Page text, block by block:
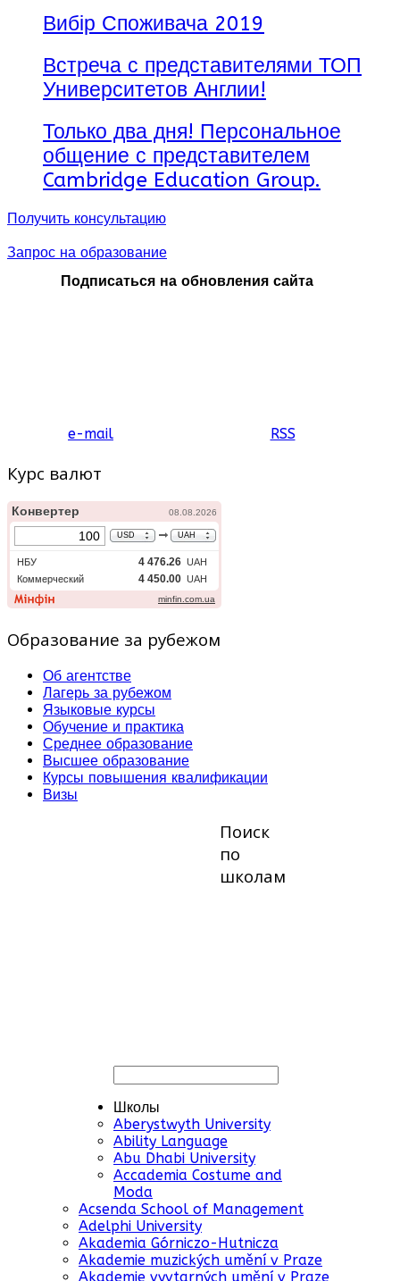
Вибір Споживача 2019
Встреча с представителями ТОП
Университетов Англии!
Только два дня! Персональное
общение с представителем
Cambridge Education Group.
Получить консультацию
Запрос на образование
Подписаться на обновления сайта
e-mail RSS
Курс валют
Образование за рубежом
Об агентстве
Лагерь за рубежом
Языковые курсы
Обучение и практика
Среднее образование
Высшее образование
Курсы повышения квалификации
Визы
Поиск
по
школам
Школы
Aberystwyth University
Ability Language
Abu Dhabi University
Accademia Costume and
Moda
Acsenda School of Management
Adelphi University
Akademia Górniczo-Hutnicza
Akademie muzických umění v Praze
Akademie vyvtarných umění v Praze